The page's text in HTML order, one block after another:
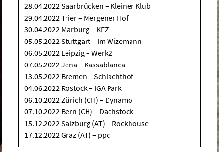
28.04.2022 Saarbrücken – Kleiner Klub
29.04.2022 Trier – Mergener Hof
30.04.2022 Marburg – KFZ
05.05.2022 Stuttgart – Im Wizemann
06.05.2022 Leipzig – Werk2
07.05.2022 Jena – Kassablanca
13.05.2022 Bremen – Schlachthof
04.06.2022 Rostock – IGA Park
06.10.2022 Zürich (CH) – Dynamo
07.10.2022 Bern (CH) – Dachstock
15.12.2022 Salzburg (AT) – Rockhouse
17.12.2022 Graz (AT) – ppc